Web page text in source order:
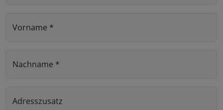
Vorname *
Nachname *
Adresszusatz